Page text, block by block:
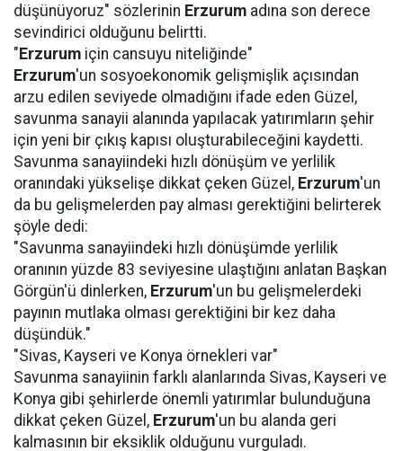
düşünüyoruz" sözlerinin Erzurum adına son derece
sevindirici olduğunu belirtti.
"Erzurum için cansuyu niteliğinde"
Erzurum'un sosyoekonomik gelişmişlik açısından
arzu edilen seviyede olmadığını ifade eden Güzel,
savunma sanayii alanında yapılacak yatırımların şehir
için yeni bir çıkış kapısı oluşturabileceğini kaydetti.
Savunma sanayiindeki hızlı dönüşüm ve yerlilik
oranındaki yükselişe dikkat çeken Güzel, Erzurum'un
da bu gelişmelerden pay alması gerektiğini belirterek
şöyle dedi:
"Savunma sanayiindeki hızlı dönüşümde yerlilik
oranının yüzde 83 seviyesine ulaştığını anlatan Başkan
Görgün'ü dinlerken, Erzurum'un bu gelişmelerdeki
payının mutlaka olması gerektiğini bir kez daha
düşündük."
"Sivas, Kayseri ve Konya örnekleri var"
Savunma sanayiinin farklı alanlarında Sivas, Kayseri ve
Konya gibi şehirlerde önemli yatırımlar bulunduğuna
dikkat çeken Güzel, Erzurum'un bu alanda geri
kalmasının bir eksiklik olduğunu vurguladı.